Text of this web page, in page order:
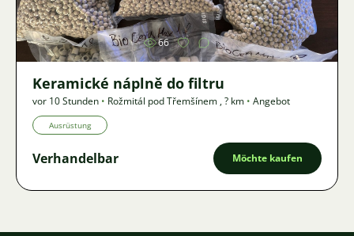
66
Keramické náplně do filtru
vor 10 Stunden • Rožmitál pod Třemšínem ,? km • Angebot
Ausrüstung
Verhandelbar Möchte kaufen